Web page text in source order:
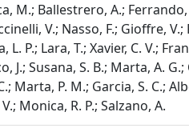
Ballestrero, A.; Ferrando,
V.; Nasso, F.; Gioffre,
P.; Lara, T.; Xavier, C. V.;
J.; Susana, S. B.; Marta, A.
Marta, P. M.; Garcia, S. C.;
Monica, R. P.; Salzano, A.